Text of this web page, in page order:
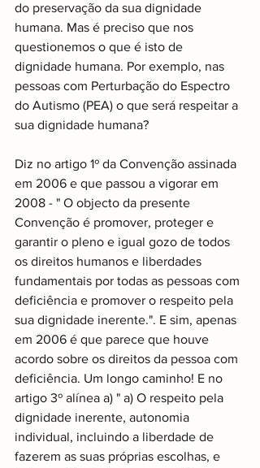
do preservação da sua dignidade
humana. Mas é preciso que nos
questionemos o que é isto de
dignidade humana. Por exemplo, nas
pessoas com Perturbação do Espectro
do Autismo (PEA) o que será respeitar a
sua dignidade humana?
Diz no artigo 1º da Convenção assinada
em 2006 e que passou a vigorar em
2008 - " O objecto da presente
Convenção é promover, proteger e
garantir o pleno e igual gozo de todos
os direitos humanos e liberdades
fundamentais por todas as pessoas com
deficiência e promover o respeito pela
sua dignidade inerente.". E sim, apenas
em 2006 é que parece que houve
acordo sobre os direitos da pessoa com
deficiência. Um longo caminho! E no
artigo 3º alínea a) " a) O respeito pela
dignidade inerente, autonomia
individual, incluindo a liberdade de
fazerem as suas próprias escolhas, e